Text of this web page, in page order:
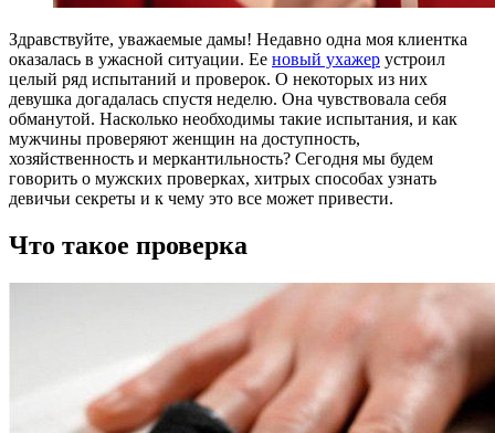
Здравствуйте, уважаемые дамы! Недавно одна моя клиентка
оказалась в ужасной ситуации. Ее новый ухажер устроил
целый ряд испытаний и проверок. О некоторых из них
девушка догадалась спустя неделю. Она чувствовала себя
обманутой. Насколько необходимы такие испытания, и как
мужчины проверяют женщин на доступность,
хозяйственность и меркантильность? Сегодня мы будем
говорить о мужских проверках, хитрых способах узнать
девичьи секреты и к чему это все может привести.
Что такое проверка